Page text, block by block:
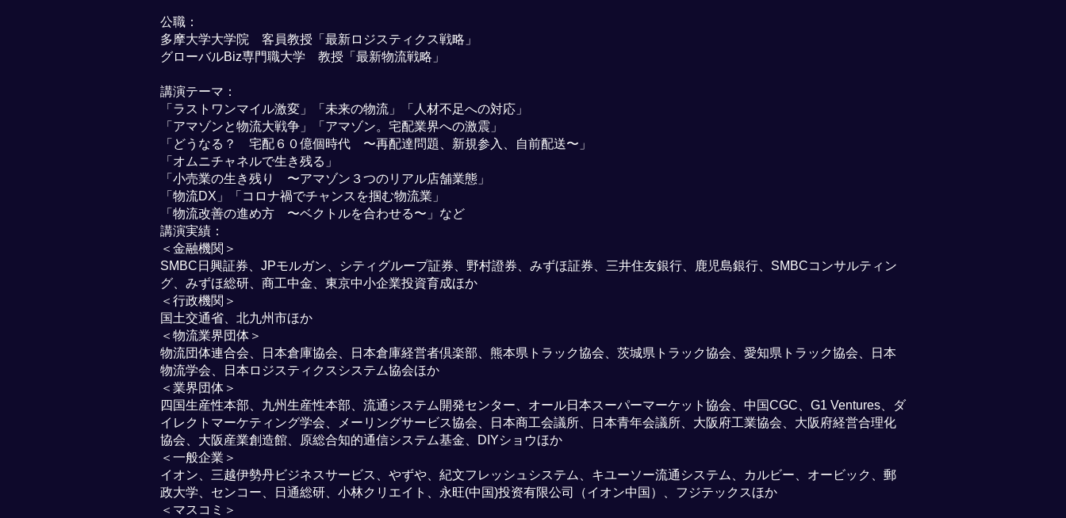
公職：
多摩大学大学院 客員教授「最新ロジスティクス戦略」
グローバルBiz専門職大学 教授「最新物流戦略」
講演テーマ：
「ラストワンマイル激変」「未来の物流」「人材不足への対応」
「アマゾンと物流大戦争」「アマゾン。宅配業界への激震」
「どうなる？ 宅配６０億個時代 〜再配達問題、新規参入、自前配送〜」
「オムニチャネルで生き残る」
「小売業の生き残り 〜アマゾン３つのリアル店舗業態」
「物流DX」「コロナ禍でチャンスを掴む物流業」
「物流改善の進め方 〜ベクトルを合わせる〜」など
講演実績：
＜金融機関＞
SMBC日興証券、JPモルガン、シティグループ証券、野村證券、みずほ証券、三井住友銀行、鹿児島銀行、SMBCコンサルティン
グ、みずほ総研、商工中金、東京中小企業投資育成ほか
＜行政機関＞
国土交通省、北九州市ほか
＜物流業界団体＞
物流団体連合会、日本倉庫協会、日本倉庫経営者倶楽部、熊本県トラック協会、茨城県トラック協会、愛知県トラック協会、日本
物流学会、日本ロジスティクスシステム協会ほか
＜業界団体＞
四国生産性本部、九州生産性本部、流通システム開発センター、オール日本スーパーマーケット協会、中国CGC、G1 Ventures、ダ
イレクトマーケティング学会、メーリングサービス協会、日本商工会議所、日本青年会議所、大阪府工業協会、大阪府経営合理化
協会、大阪産業創造館、原総合知的通信システム基金、DIYショウほか
＜一般企業＞
イオン、三越伊勢丹ビジネスサービス、やずや、紀文フレッシュシステム、キユーソー流通システム、カルビー、オービック、郵
政大学、センコー、日通総研、小林クリエイト、永旺(中国)投资有限公司（イオン中国）、フジテックスほか
＜マスコミ＞